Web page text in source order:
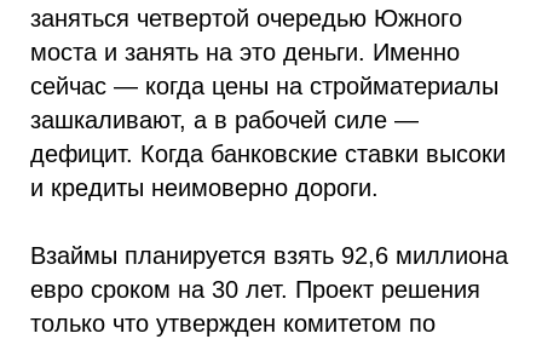
заняться четвертой очередью Южного
моста и занять на это деньги. Именно
сейчас — когда цены на стройматериалы
зашкаливают, а в рабочей силе —
дефицит. Когда банковские ставки высоки
и кредиты неимоверно дороги.
Взаймы планируется взять 92,6 миллиона
евро сроком на 30 лет. Проект решения
только что утвержден комитетом по